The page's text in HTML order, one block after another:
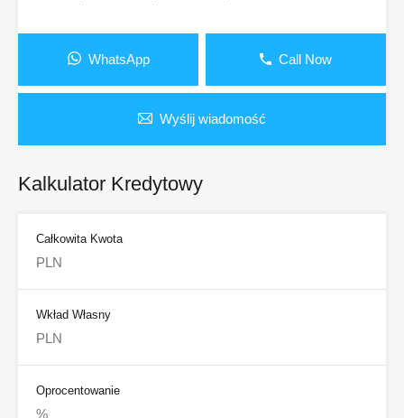
WhatsApp Call Now
Wyślij wiadomość
Kalkulator Kredytowy
Całkowita Kwota
Wkład Własny
Oprocentowanie